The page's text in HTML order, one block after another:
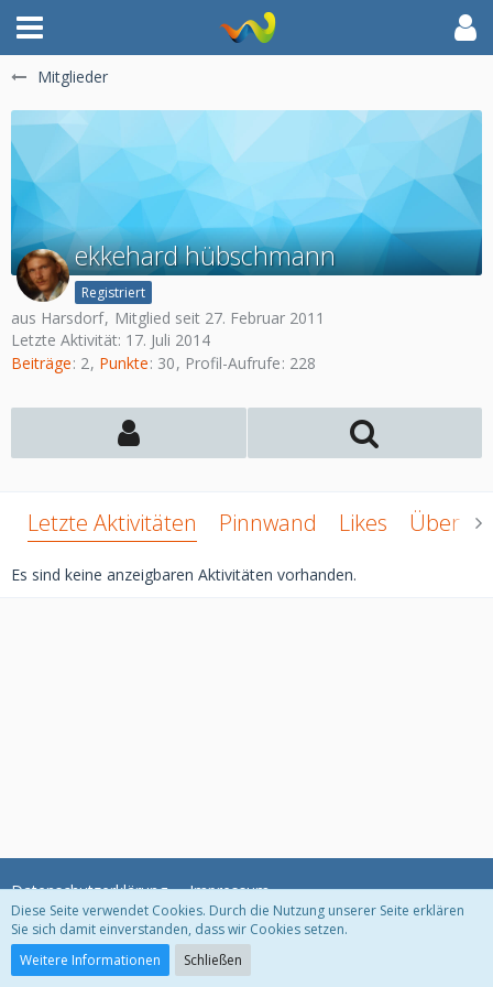
Mitglieder
ekkehard hübschmann
Registriert
aus Harsdorf
Mitglied seit 27. Februar 2011
Letzte Aktivität: 17. Juli 2014
Beiträge 2 Punkte 30 Profil-Aufrufe 228
Letzte Aktivitäten Pinnwand Likes Über
Es sind keine anzeigbaren Aktivitäten vorhanden.
Datenschutzerklärung Impressum
Community-Software:
Diese Seite verwendet Cookies. Durch die Nutzung unserer Seite erklären
Sie sich damit einverstanden, dass wir Cookies setzen.
Weitere Informationen
Schließen